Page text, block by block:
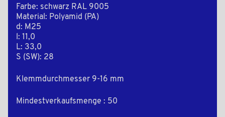
Farbe: schwarz RAL 9005
Material: Polyamid (PA)
d: M25
l: 11,0
L: 33,0
S (SW): 28
Klemmdurchmesser 9-16 mm
Mindestverkaufsmenge : 50